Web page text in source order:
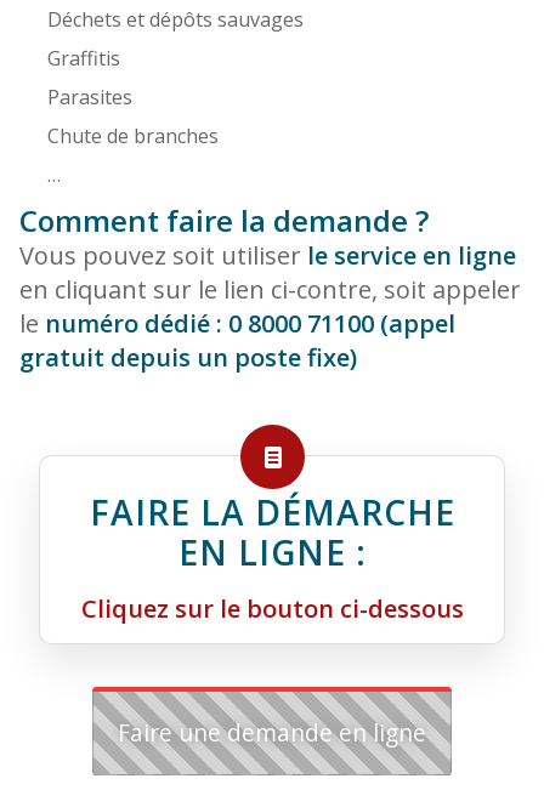
Déchets et dépôts sauvages
Graffitis
Parasites
Chute de branches
…
Comment faire la demande ?
Vous pouvez soit utiliser le service en ligne
en cliquant sur le lien ci-contre, soit appeler
le numéro dédié : 0 8000 71100 (appel
gratuit depuis un poste fixe)
FAIRE LA DÉMARCHE
EN LIGNE :
Cliquez sur le bouton ci-dessous
Faire une demande en ligne